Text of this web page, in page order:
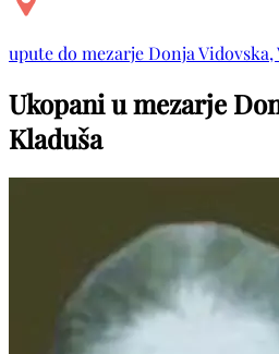
upute do mezarje Donja Vidovska,
Ukopani u mezarje
Kladuša